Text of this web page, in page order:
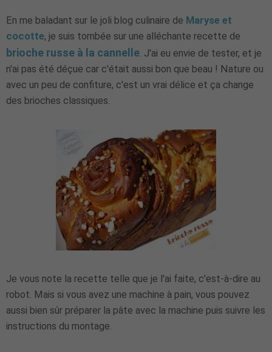
En me baladant sur le joli blog culinaire de Maryse et
cocotte, je suis tombée sur une alléchante recette de
brioche russe à la cannelle . J'ai eu envie de tester, et je
n'ai pas été déçue car c'était aussi bon que beau ! Nature ou
avec un peu de confiture, c'est un vrai délice et ça change
des brioches classiques.
Je vous note la recette telle que je l'ai faite, c'est-à-dire au
robot. Mais si vous avez une machine à pain, vous pouvez
aussi bien sûr préparer la pâte avec la machine puis suivre les
instructions du montage.